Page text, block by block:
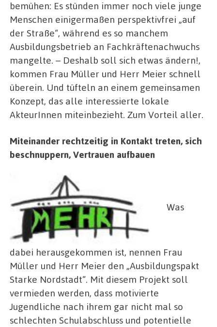
bemühen: Es stünden immer noch viele junge
Menschen einigermaßen perspektivfrei „auf
der Straße“, während es so manchem
Ausbildungsbetrieb an Fachkräftenachwuchs
mangelte. – Deshalb soll sich etwas ändern!,
kommen Frau Müller und Herr Meier schnell
überein. Und tüfteln an einem gemeinsamen
Konzept, das alle interessierte lokale
AkteurInnen miteinbezieht. Zum Vorteil aller.
Miteinander rechtzeitig in Kontakt treten, sich
beschnuppern, Vertrauen aufbauen
Was
dabei herausgekommen ist, nennen Frau
Müller und Herr Meier den „Ausbildungspakt
Starke Nordstadt“. Mit diesem Projekt soll
vermieden werden, dass motivierte
Jugendliche nach ihrem gar nicht mal so
schlechten Schulabschluss und potentielle